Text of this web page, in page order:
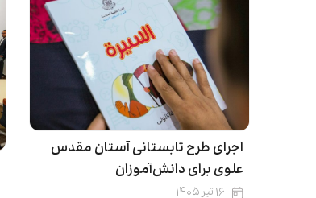
اجرای طرح تابستانی آستان مقدس
علوی برای دانش‌آموزان
۱۶ تیر ۱۴۰۵